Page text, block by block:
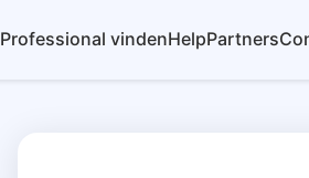
Professional vindenHelpPartners